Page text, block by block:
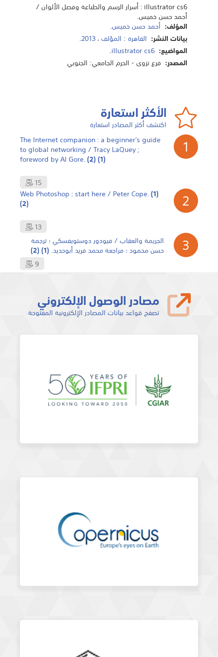
تنمية مهارات مدراء الموارد البشرية في اختيار الشخص
المناسب للوظائف : دليل عملي للباحثين عن الوظائف
للحصول على الوظيفة المناسبة / بسيوني محمد البرادعي.
المؤلف: بسيوني محمد برادعي.
بيانات النشر: القاهرة:مكتبة ايتراك
المواضيع: الوارد البشرية.
فرع نزوى - الحرم الجامعي: الجنوبي
ثقافتك الرقمية في عصر الذكاء الاصطناعي : تعرف على
المفاهيم التقنية في العصر الرقمي / يعقوب بن سالم
الحراصي.
المؤلف: يعقوب بن سالم الحراصي.
بيانات النشر: سلطنة عمان:
للنشر والتوزيع ،
المواضيع: الثورة الصناعية الرابعة.
illustrator cs6 : أسرار الرسم والطباعة وفصل الألوان /
أحمد حسن خميس.
المؤلف: أحمد حسن خميس.
بيانات النشر: القاهرة : المؤلف،2013
.
المواضيع: illustrator cs6
.
المصدر: فرع نزوى - الحرم الجامعي: الجنوبي
الأكثر استعارة
اكتشف أكثر المصادر استعارة
1
The Internet companion : a beginner's guide
to global networking / Tracy LaQuey ;
foreword by Al Gore.(2)(1)
15
2
Web Photoshop : start here / Peter Cope.(1)
(2)
13
3 الجريمة والعقاب / فيودور دوستويفسكي ؛ ترجمة
حسن محمود ؛ مراجعة محمد فريد أبوحديد. (1)
(2)
9
مصادر الوصول الإلكتروني
تصفح قواعد بيانات المصادر الإلكترونية المفتوحة